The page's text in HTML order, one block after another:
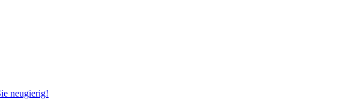
neugierig!